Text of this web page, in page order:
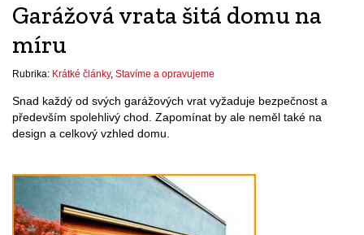
Garážová vrata šitá domu na
míru
Rubrika: Krátké články, Stavíme a opravujeme
Snad každý od svých garážových vrat vyžaduje bezpečnost a
především spolehlivý chod. Zapomínat by ale neměl také na
design a celkový vzhled domu.